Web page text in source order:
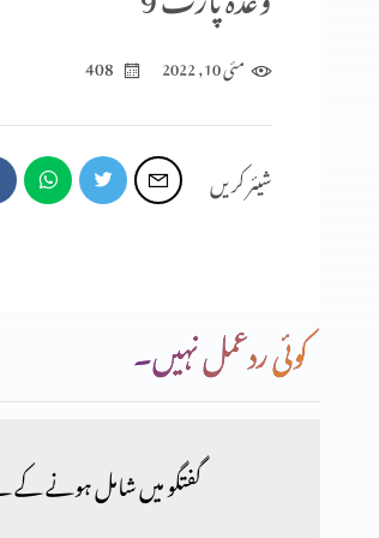
مئی 10, 2022 408
شیئر کریں
کوئی ردعمل نہیں۔
گفتگو میں شامل ہونے